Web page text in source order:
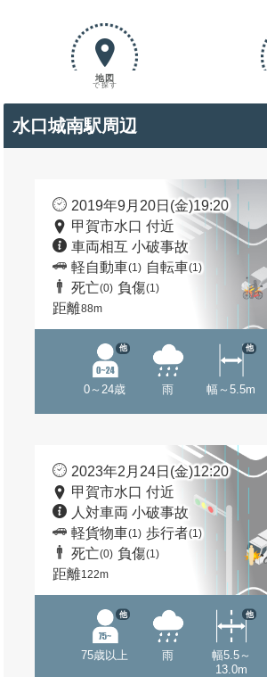
地図
で探す
水口城南駅周辺
2019年9月20日(金)19:20
甲賀市水口 付近
車両相互 小破事故
軽自動車(1) 自転車(1)
死亡(0) 負傷(1)
距離88m
0～24歳
他
雨 幅～5.5m
他
2023年2月24日(金)12:20
甲賀市水口 付近
人対車両 小破事故
軽貨物車(1) 歩行者(1)
死亡(0) 負傷(1)
距離122m
75歳以上
他
雨
幅5.5～
13.0m
他